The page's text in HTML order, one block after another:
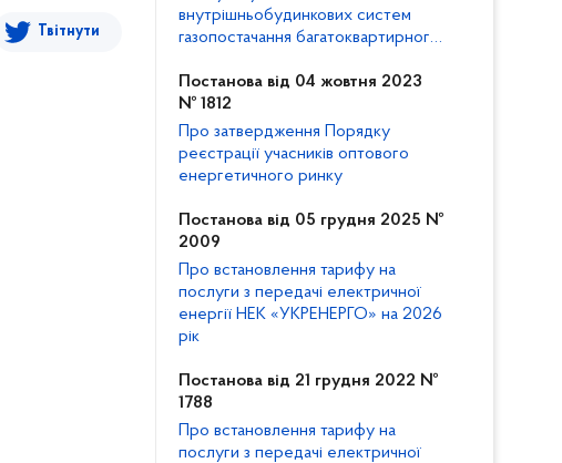
Твітнути
внутрішньобудинкових систем
газопостачання багатоквартирного
Кодексу газорозподільних систем
Постанова від 04 жовтня 2023
№ 1812
Про затвердження Порядку
реєстрації учасників оптового
енергетичного ринку
Постанова від 05 грудня 2025 №
2009
Про встановлення тарифу на
послуги з передачі електричної
енергії НЕК «УКРЕНЕРГО» на 2026
рік
Постанова від 21 грудня 2022 №
1788
Про встановлення тарифу на
послуги з передачі електричної